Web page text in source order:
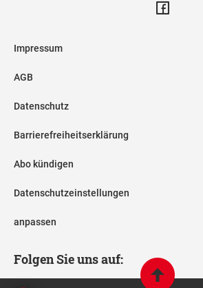
Impressum
AGB
Datenschutz
Barrierefreiheitserklärung
Abo kündigen
Datenschutzeinstellungen
anpassen
Folgen Sie uns auf: